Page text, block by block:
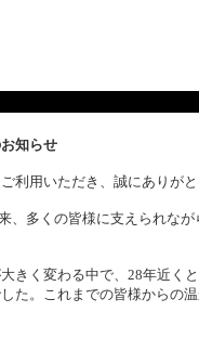
知らせ
利用いただき、誠にありがと
、多くの皆様に支えられな
きく変わる中で、28年近く
た。これまでの皆様からの